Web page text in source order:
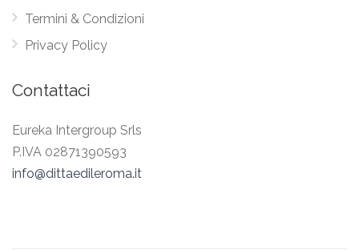
Termini & Condizioni
Privacy Policy
Contattaci
Eureka Intergroup Srls
P.IVA 02871390593
info@dittaedileroma.it